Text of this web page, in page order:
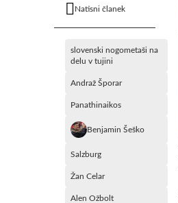
Natisni članek
slovenski nogometaši na
delu v tujini
Andraž Šporar
Panathinaikos
Benjamin Šeško
Salzburg
Žan Celar
Alen Ožbolt